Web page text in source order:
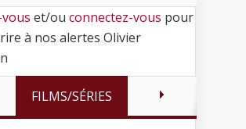
et/ou connectez-vous pour
à nos alertes Olivier
FILMS/SÉRIES